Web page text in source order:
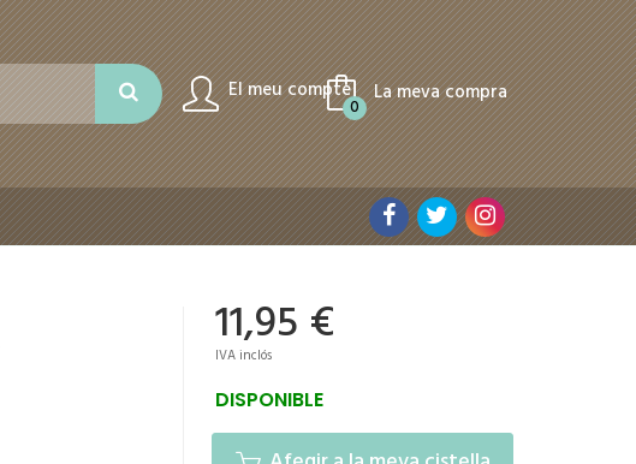
El meu compte La meva compra
0
11,95 €
IVA inclós
DISPONIBLE